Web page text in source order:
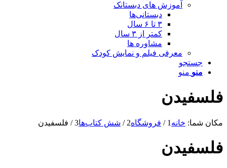
آموزش های دبستانک
دبستانی‌ها
۳ تا ۶ سال
کمتر از ۳ سال
مشاوره ها
معرفی فیلم و نمایش کودک
جستجو
منو منو
فلسفیدن
مکان شما: خانه 1
/ فروشگاه2
/ شش کتاب‌ها3
/ فلسفیدن
فلسفیدن